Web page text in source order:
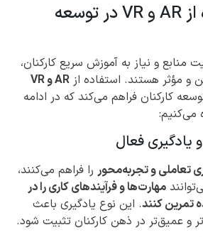
مزایای استفاده از AR و VR در توسعه
منابع و نیاز به آموزش سریع کارکنان،
و مؤثر هستند. استفاده از
AR و VR
کارکنان فراهم می‌کند که در ادامه
می‌کنیم:
تعاملی و تجربه‌محور را فراهم می‌کنند،
مهارت‌ها و فرآیندهای کاری را در
کنند. این نوع یادگیری باعث
و عمیق‌تر در ذهن کارکنان تثبیت شود.